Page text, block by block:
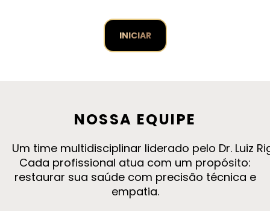
INICIAR
NOSSA EQUIPE
Um time multidisciplinar liderado pelo Dr. Luiz
Cada profissional atua com um propósito:
restaurar sua saúde com precisão técnica e
empatia.